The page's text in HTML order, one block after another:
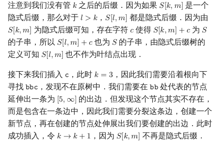
注意到我们没有管 𝑘
k 之后的后缀．因为如果 𝑆[𝑘,𝑚]
S[k,m] 是一个
隐式后缀，那么对于 𝑙 > 𝑘
l >k ， 𝑆[𝑙,𝑚]
S[l,m] 都是隐式后缀．因为由
𝑆[𝑘,𝑚]
S[k,m] 为隐式后缀可知，存在字符 𝑐
c使得 𝑆[𝑘,𝑚] +𝑐
S[k,m]+ c 为 𝑆
S
的子串，所以 𝑆[𝑙,𝑚] +𝑐
S[l,m]+ c 也为 𝑆
S的子串，由隐式后缀树的
定义可知 𝑆[𝑙,𝑚]
S[l,m] 也不作为叶结点出现．
接下来我们插入 𝚌
c ，此时 𝑘 = 3
k =3
，因此我们需要沿着根向下
寻找 𝚋𝚋𝚌
bbc ，发现不在原树中．我们需要在𝚋𝚋
bb处代表的节点
延伸出一条为 [5, ∞]
[5, ∞] 的出边．但发现这个节点其实不存在，
而是包含在一条边中，因此我们需要分裂这条边，创建一个
新节点，再在创建的节点处伸展出我们要创建的出边．此时
成功插入，令 𝑘 → 𝑘 + 1
k →k +1 ，因为 𝑆[𝑘,𝑚]
S[k,m] 不再是隐式后缀．